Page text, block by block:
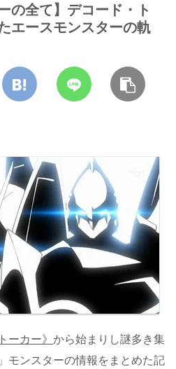
の全て】デコード・ト
エースモンスターの軌
ーカー》 から始まりし謎多き集
モンスターの情報をまとめた記